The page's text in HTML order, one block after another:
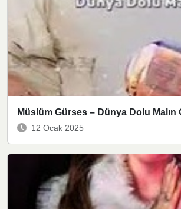
Müslüm Gürses – Dünya Dolu Malın
12 Ocak 2025